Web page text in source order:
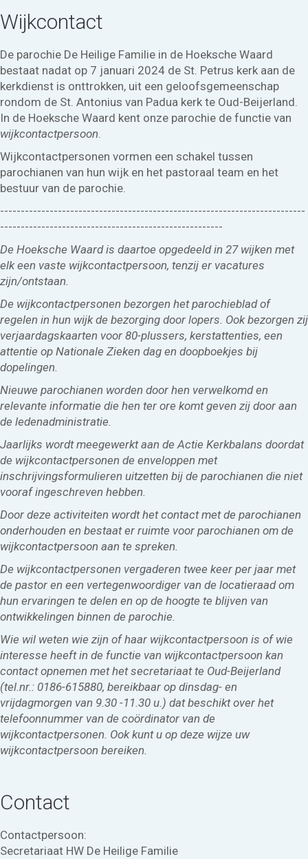
Wijkcontact
De parochie De Heilige Familie in de Hoeksche Waard
bestaat nadat op 7 januari 2024 de St. Petrus kerk aan de
kerkdienst is onttrokken, uit een geloofsgemeenschap
rondom de St. Antonius van Padua kerk te Oud-Beijerland.
In de Hoeksche Waard kent onze parochie de functie van
wijkcontactpersoon.
Wijkcontactpersonen vormen een schakel tussen
parochianen van hun wijk en het pastoraal team en het
bestuur van de parochie.
--------------------------------------------------------------------------
------------------------------------------------------
De Hoeksche Waard is daartoe opgedeeld in 27 wijken met
elk een vaste wijkcontactpersoon, tenzij er vacatures
zijn/ontstaan.
De wijkcontactpersonen bezorgen het parochieblad of
regelen in hun wijk de bezorging door lopers. Ook bezorgen zij
verjaardagskaarten voor 80-plussers, kerstattenties, een
attentie op Nationale Zieken dag en doopboekjes bij
dopelingen.
Nieuwe parochianen worden door hen verwelkomd en
relevante informatie die hen ter ore komt geven zij door aan
de ledenadministratie.
Jaarlijks wordt meegewerkt aan de Actie Kerkbalans doordat
de wijkcontactpersonen de enveloppen met
inschrijvingsformulieren uitzetten bij de parochianen die niet
vooraf ingeschreven hebben.
Door deze activiteiten wordt het contact met de parochianen
onderhouden en bestaat er ruimte voor parochianen om de
wijkcontactpersoon aan te spreken.
De wijkcontactpersonen vergaderen twee keer per jaar met
de pastor en een vertegenwoordiger van de locatieraad om
hun ervaringen te delen en op de hoogte te blijven van
ontwikkelingen binnen de parochie.
Wie wil weten wie zijn of haar wijkcontactpersoon is of wie
interesse heeft in de functie van wijkcontactpersoon kan
contact opnemen met het secretariaat te Oud-Beijerland
(tel.nr.: 0186-615880, bereikbaar op dinsdag- en
vrijdagmorgen van 9.30 -11.30 u.) dat beschikt over het
telefoonnummer van de coördinator van de
wijkcontactpersonen. Ook kunt u op deze wijze uw
wijkcontactpersoon bereiken.
Contact
Contactpersoon:
Secretariaat HW De Heilige Familie